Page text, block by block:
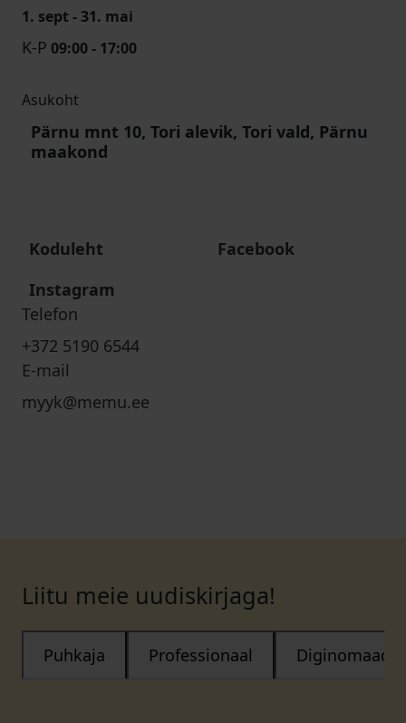
1. sept - 31. mai
K-P 09:00 - 17:00
Asukoht
Pärnu mnt 10, Tori alevik, Tori vald, Pärnu
maakond
Koduleht
Facebook
Instagram
Telefon
+372 5190 6544
E-mail
myyk@memu.ee
Liitu meie uudiskirjaga!
Puhkaja Professionaal Diginomaad